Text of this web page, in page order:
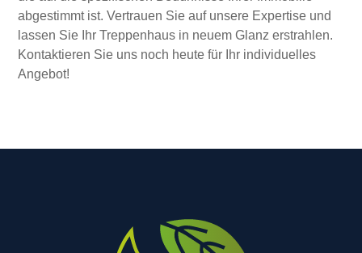
abgestimmt ist. Vertrauen Sie auf unsere Expertise und
lassen Sie Ihr Treppenhaus in neuem Glanz erstrahlen.
Kontaktieren Sie uns noch heute für Ihr individuelles
Angebot!